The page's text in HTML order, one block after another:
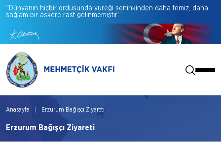
“Dünyanın hiçbir ordusunda yüreği seninkinden daha temiz, daha
sağlam bir askere rast gelinmemiştir.”
Anasayfa Erzurum Bağışçı Ziyareti
Erzurum Bağışçı Ziyareti